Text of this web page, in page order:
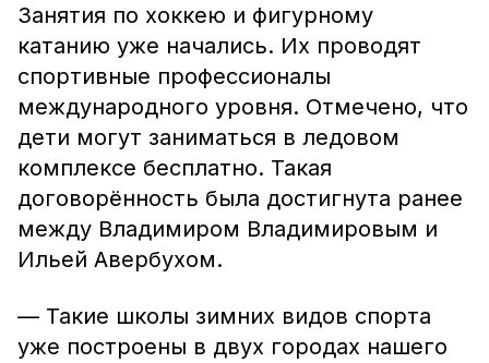
Занятия по хоккею и фигурному
катанию уже начались. Их проводят
спортивные профессионалы
международного уровня. Отмечено, что
дети могут заниматься в ледовом
комплексе бесплатно. Такая
договорённость была достигнута ранее
между Владимиром Владимировым и
Ильей Авербухом.
— Такие школы зимних видов спорта
уже построены в двух городах нашего